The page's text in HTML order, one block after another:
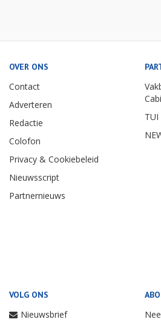
OVER ONS
Contact
Adverteren
Redactie
Colofon
Privacy & Cookiebeleid
Nieuwsscript
Partnernieuws
TUI
VOLG ONS
Nieuwsbrief